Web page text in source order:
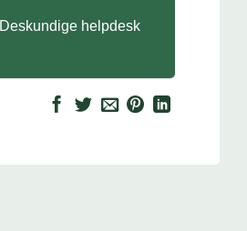
Deskundige helpdesk